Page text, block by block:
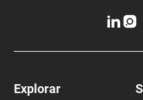
Explorar